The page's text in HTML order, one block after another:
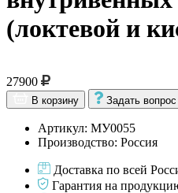
(локтевой и
27900
В корзину Задать
Артикул: МУ0055
Производство: Россия
Доставка по всей
Гарантия на